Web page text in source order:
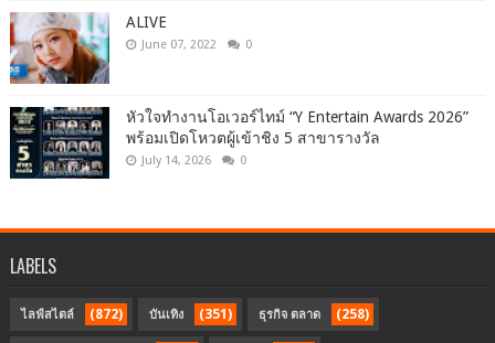
ALIVE
June 07, 2022 0
หัวใจทำงานโอเวอร์ไทม์ “Y Entertain Awards 2026”
พร้อมเปิดโหวตผู้เข้าชิง 5 สาขารางวัล
July 14, 2026 0
LABELS
ไลฟ์สไตล์ (872) บันเทิง (351) ธุรกิจ ตลาด (258)